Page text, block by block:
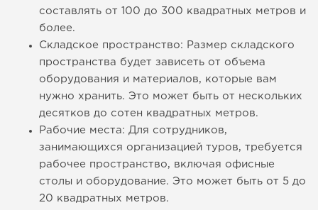
составлять от 100 до 300 квадратных метров и
более.
Складское пространство: Размер складского
пространства будет зависеть от объема
оборудования и материалов, которые вам
нужно хранить. Это может быть от нескольких
десятков до сотен квадратных метров.
Рабочие места: Для сотрудников,
занимающихся организацией туров, требуется
рабочее пространство, включая офисные
столы и оборудование. Это может быть от 5 до
20 квадратных метров.